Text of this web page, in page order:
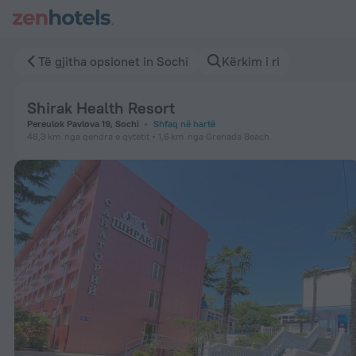
Të gjitha opsionet in Sochi Kërkim i ri
Shirak Health Resort
Pereulok Pavlova 19, Sochi
Shfaq në hartë
48,3 km nga qendra e qytetit 1,6 km nga Grenada Beach
Shirak Health Resort in Sochi — Rezervo tani në